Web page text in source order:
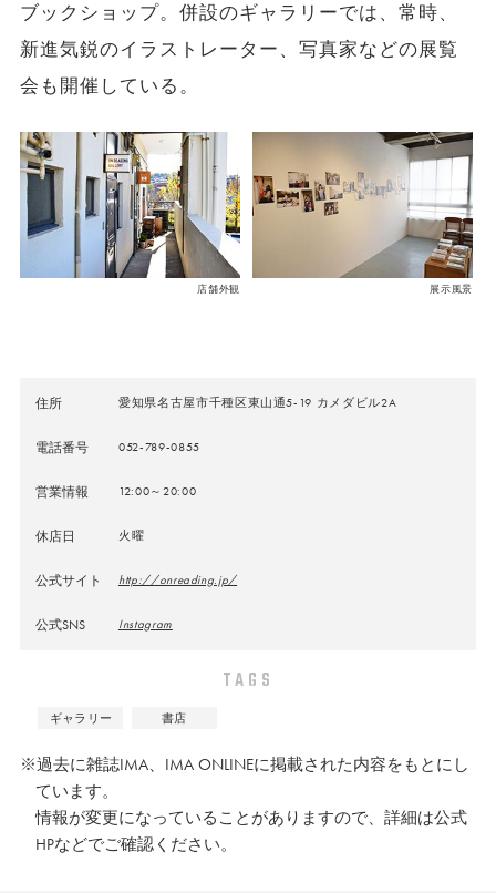
ブックショップ。併設のギャラリーでは、常時、
新進気鋭のイラストレーター、写真家などの展覧
会も開催している。
店舗外観 展示風景
住所 愛知県名古屋市千種区東山通5-19 カメダビル2A
電話番号 052-789-0855
営業情報 12:00～20:00
休店日 火曜
公式サイト http://onreading.jp/
公式SNS Instagram
TAGS
ギャラリー 書店
※過去に雑誌IMA、IMA ONLINEに掲載された内容をもとにし
ています。
情報が変更になっていることがありますので、詳細は公式
HPなどでご確認ください。